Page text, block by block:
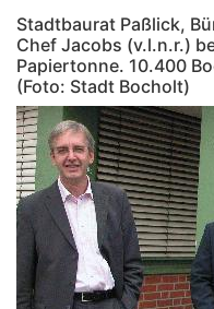
Stadtbaurat Paßlick,
Chef Jacobs (v.l.n.r.)
Papiertonne. 10.400
(Foto: Stadt Bocholt)